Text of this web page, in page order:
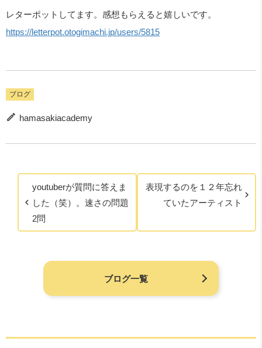
レターポットしてます。感想もらえると嬉しいです。
https://letterpot.otogimachi.jp/users/5815
ブログ
hamasakiacademy
youtuberが質問に答えま
した（笑）。速さの問題
2問
表現するのを１２年忘れ
ていたアーティスト
ブログ一覧